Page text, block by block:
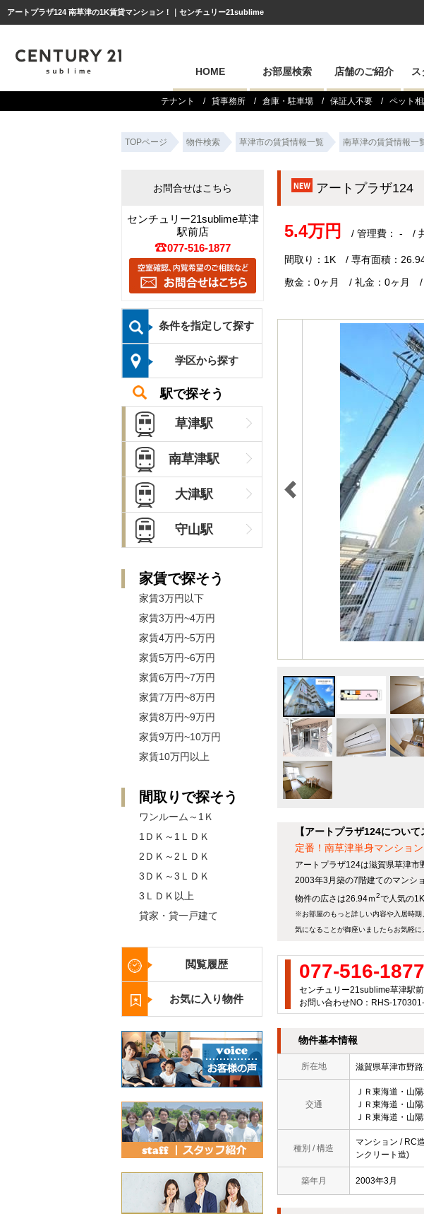
アートプラザ124 南草津の1K賃貸マンション！｜センチュリー21sublime
HOME お部屋検索 店舗のご紹介
テナント 貸事務所 倉庫・駐車場 保証人不要 ペット
TOPページ 物件検索 草津市の賃貸情報一覧 南草津の賃貸情報一
アートプラザ
5.4万円 / 管理費： - /
間取り：1K / 専有面積：
敷金：0ヶ月 / 礼金：0ヶ月 /
【アートプラザ124につい
定番！南草津単身マンショ
アートプラザ124は滋賀県草津市
2003年3月築の7階建てのマンシ
物件の広さは26.94ｍ2で人気の1K
※お部屋のもっと詳しい内容や入居時期
気になることが御座いましたらお気軽に
077-516-1877
センチュリー21sublime草津駅
お問い合わせNO：RHS-
物件基本情報
所在地 滋賀県草津市野
交通
ＪＲ東海道・山
ＪＲ東海道・
ＪＲ東海道・
種別 / 構造
マンション / RC
ンクリート造)
築年月 2003年3月
お問合せはこちら
センチュリー21sublime草津
駅前店
077-516-1877
条件を指定して探す
学区から探す
駅で探そう
草津駅
南草津駅
大津駅
守山駅
家賃で探そう
家賃3万円以下
家賃3万円~4万円
家賃4万円~5万円
家賃5万円~6万円
家賃6万円~7万円
家賃7万円~8万円
家賃8万円~9万円
家賃9万円~10万円
家賃10万円以上
間取りで探そう
ワンルーム～1Ｋ
1ＤＫ～1ＬＤＫ
2ＤＫ～2ＬＤＫ
3ＤＫ～3ＬＤＫ
3ＬＤＫ以上
貸家・貸一戸建て
閲覧履歴
お気に入り物件